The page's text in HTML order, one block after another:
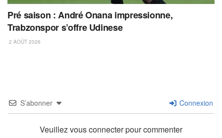
Pré saison : André Onana impressionne,
Trabzonspor s’offre Udinese
2 AOÛT 2026
S’abonner Connexion
Veuillez vous connecter pour commenter